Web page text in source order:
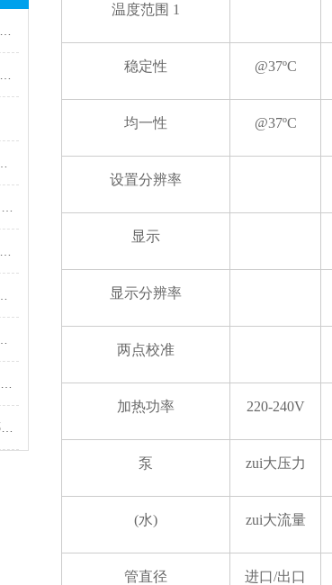
温度范围 1
稳定性 @37ºC
均一性 @37ºC
设置分辨率
显示
显示分辨率
两点校准
加热功率 220-240V
泵 zui大压力
(水) zui大流量
管直径 进口/出口